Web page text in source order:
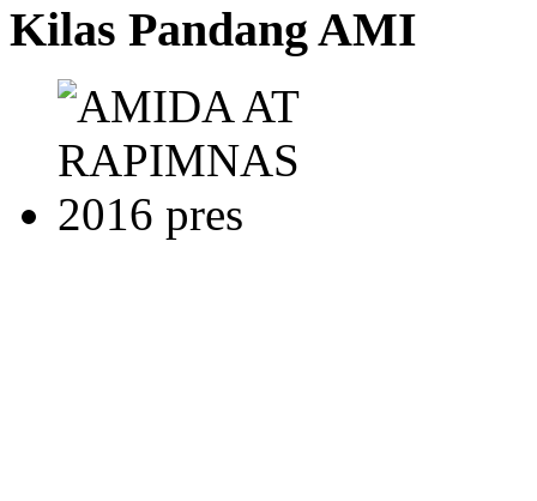
Kilas Pandang AMI